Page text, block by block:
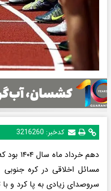
کدخبر: 3216260
دهم
مسائل اخلاقی در کره
سروصدای زیادی به پا کرد و با